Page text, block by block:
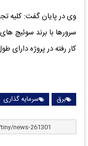
وی در پایان گفت: کلیه
سرورها با برند سوئیچ
کار رفته در پروژه دارای
برق سرمایه گذاری